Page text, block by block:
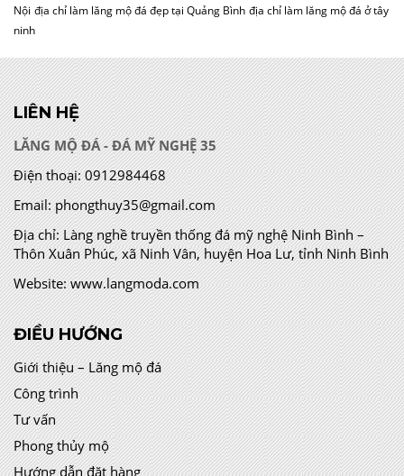
Nội địa chỉ làm lăng mộ đá đẹp tại Quảng Bình địa chỉ làm lăng mộ đá ở tây
ninh
LIÊN HỆ
LĂNG MỘ ĐÁ - ĐÁ MỸ NGHỆ 35
Điện thoại: 0912984468
Email: phongthuy35@gmail.com
Địa chỉ:Làng nghề truyền thống đá mỹ nghệ Ninh Bình –
Thôn Xuân Phúc, xã Ninh Vân, huyện Hoa Lư, tỉnh Ninh Bình
Website: www.langmoda.com
ĐIỀU HƯỚNG
Giới thiệu – Lăng mộ đá
Công trình
Tư vấn
Phong thủy mộ
Hướng dẫn đặt hàng